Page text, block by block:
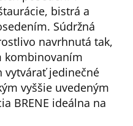
bistrá a
Súdržná
navrhnutá tak,
kombinovaním
vytvárať jedinečné
vyššie uvedeným
BRENE ideálna na